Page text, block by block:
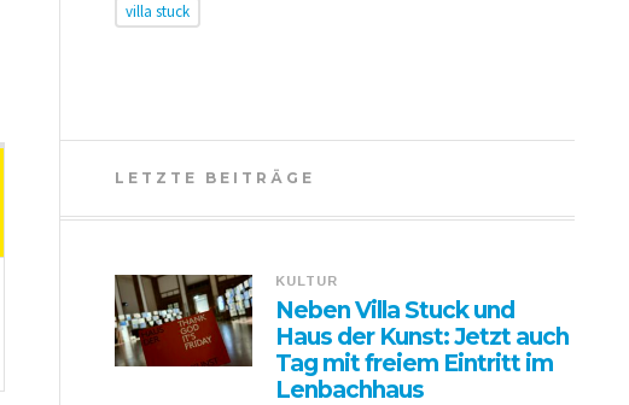
villa stuck
LETZTE BEITRÄGE
KULTUR
Neben Villa Stuck und
Haus der Kunst: Jetzt auch
Tag mit freiem Eintritt im
Lenbachhaus